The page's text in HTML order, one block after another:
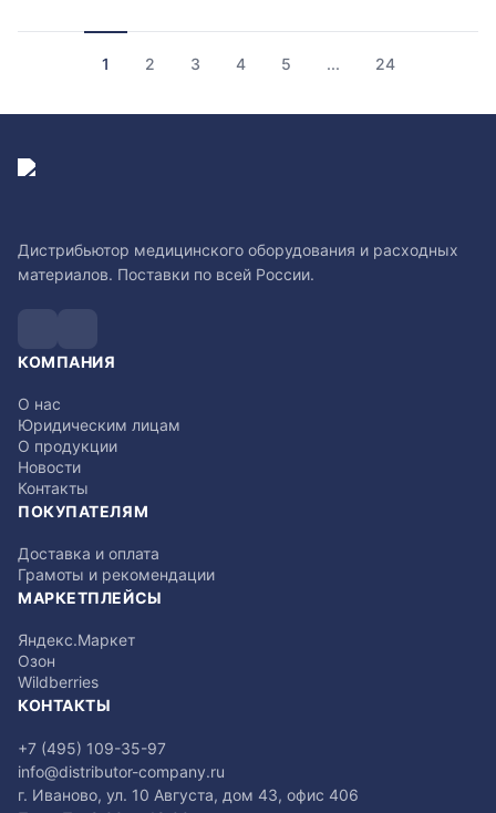
1 2 3 4 5 ... 24
Дистрибьютор медицинского оборудования и расходных
материалов. Поставки по всей России.
КОМПАНИЯ
О нас
Юридическим лицам
О продукции
Новости
Контакты
ПОКУПАТЕЛЯМ
Доставка и оплата
Грамоты и рекомендации
МАРКЕТПЛЕЙСЫ
Яндекс.Маркет
Озон
Wildberries
КОНТАКТЫ
+7 (495) 109-35-97
info@distributor-company.ru
г. Иваново, ул. 10 Августа, дом 43, офис 406